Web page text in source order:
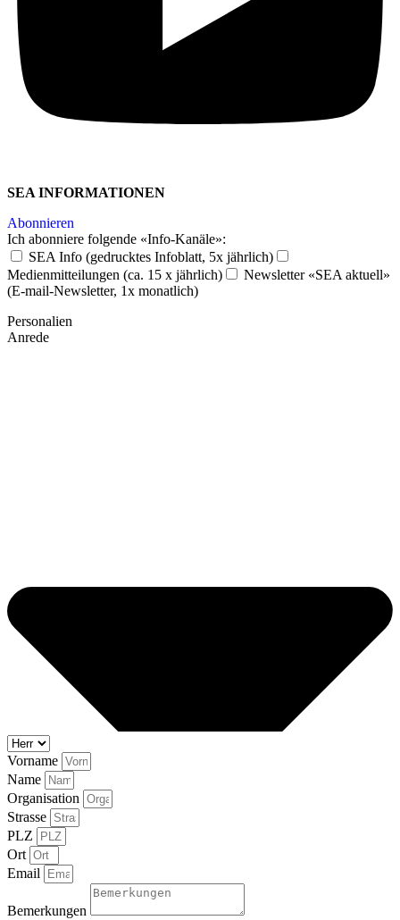
SEA INFORMATIONEN
Abonnieren
Ich abonniere folgende «Info-Kanäle»:
SEA Info (gedrucktes Infoblatt, 5x jährlich)
Medienmitteilungen (ca. 15 x jährlich)
Newsletter «SEA aktuell»
(E-mail-Newsletter, 1x monatlich)
Personalien
Anrede
Vorname
Name
Organisation
Strasse
PLZ
Ort
Email
Bemerkungen